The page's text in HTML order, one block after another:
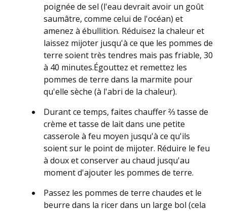
poignée de sel (l'eau devrait avoir un goût
saumâtre, comme celui de l'océan) et
amenez à ébullition. Réduisez la chaleur et
laissez mijoter jusqu'à ce que les pommes de
terre soient très tendres mais pas friable, 30
à 40 minutes.Égouttez et remettez les
pommes de terre dans la marmite pour
qu'elle sèche (à l'abri de la chaleur).
Durant ce temps, faites chauffer ⅔ tasse de
crème et tasse de lait dans une petite
casserole à feu moyen jusqu'à ce qu'ils
soient sur le point de mijoter. Réduire le feu
à doux et conserver au chaud jusqu'au
moment d'ajouter les pommes de terre.
Passez les pommes de terre chaudes et le
beurre dans la ricer dans un large bol (cela